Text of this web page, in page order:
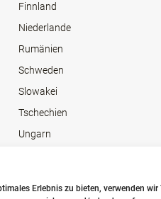
Erlebnis zu bieten, verwenden
Finnland
Niederlande
Rumänien
Schweden
Slowakei
Tschechien
Ungarn